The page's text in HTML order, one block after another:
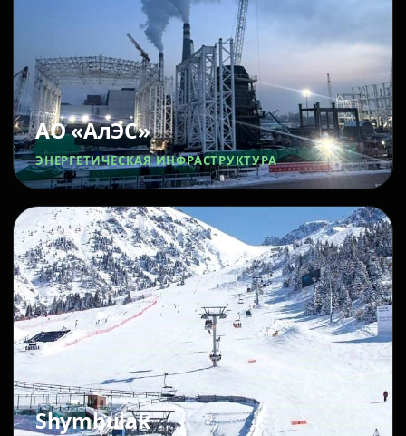
АО «АлЭС»
ЭНЕРГЕТИЧЕСКАЯ ИНФРАСТРУКТУРА
Shymbulak